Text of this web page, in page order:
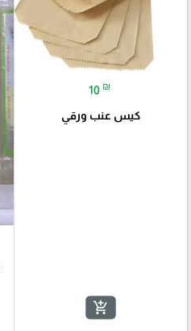
10 ₪
كيس عنب ورقي
add_shopping_cart